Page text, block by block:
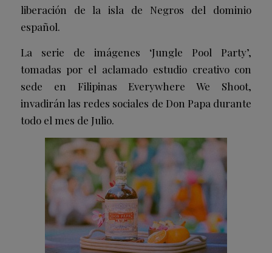
liberación de la isla de Negros del dominio
español.
La serie de imágenes ‘Jungle Pool Party’,
tomadas por el aclamado estudio creativo con
sede en Filipinas Everywhere We Shoot,
invadirán las redes sociales de Don Papa durante
todo el mes de Julio.